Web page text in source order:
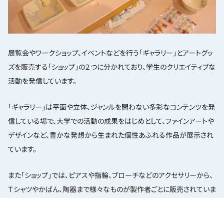
展覧会やワークショップ、イベントなどを行う「ギャラリー」とアートグッ
ズを販売する「ショップ」の２つに分かれており、学生のクリエイティブな
活動を発信しています。
「ギャラリー」は平面や立体、ジャンルを問わない多彩なコンテンツを発
信している場で、大学での活動の成果をはじめとして、ファインアートや
デザインなど、豊かな発想から生まれた個性あふれる作品が展示され
ています。
また「ショップ」では、ピアスや指輪、ブローチなどのアクセサリーから、
Ｔシャツやかばん、陶器まで様々なものが製作者ごとに販売されていま